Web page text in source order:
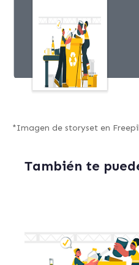
*Imagen de storyset en
También te